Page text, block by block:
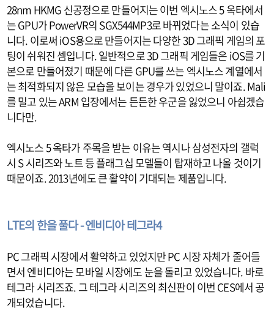
28nm HKMG 신공정으로 만들어지는 이번 엑시노스 5 옥타에서
는 GPU가 PowerVR의 SGX544MP3로 바뀌었다는 소식이 있습
니다. 이로써 iOS용으로 만들어지는 다양한 3D 그래픽 게임의 포
팅이 쉬워진 셈입니다. 일반적으로 3D 그래픽 게임들은 iOS를 기
본으로 만들어졌기 때문에 다른 GPU를 쓰는 엑시노스 계열에서
는 최적화되지 않은 모습을 보이는 경우가 있었으니 말이죠. Mali
를 밀고 있는 ARM 입장에서는 든든한 우군을 잃었으니 아쉽겠습
니다만.
엑시노스 5 옥타가 주목을 받는 이유는 역시나 삼성전자의 갤럭
시 S 시리즈와 노트 등 플래그십 모델들이 탑재하고 나올 것이기
때문이죠. 2013년에도 큰 활약이 기대되는 제품입니다.
LTE의 한을 풀다 - 엔비디아 테그라4
PC 그래픽 시장에서 활약하고 있었지만 PC 시장 자체가 줄어들
면서 엔비디아는 모바일 시장에도 눈을 돌리고 있었습니다. 바로
테그라 시리즈죠. 그 테그라 시리즈의 최신판이 이번 CES에서 공
개되었습니다.